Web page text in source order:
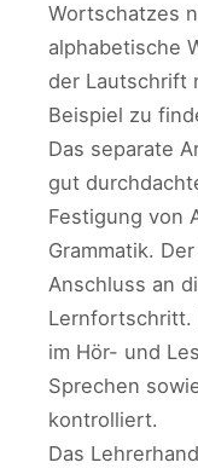
Wortschatzes
alphabetische
der Lautschrift
Beispiel zu
Das separate
gut
Festigung von
Grammatik.
Anschluss an
Lernfortschritt.
im Hör- und
Sprechen
kontrolliert.
Das